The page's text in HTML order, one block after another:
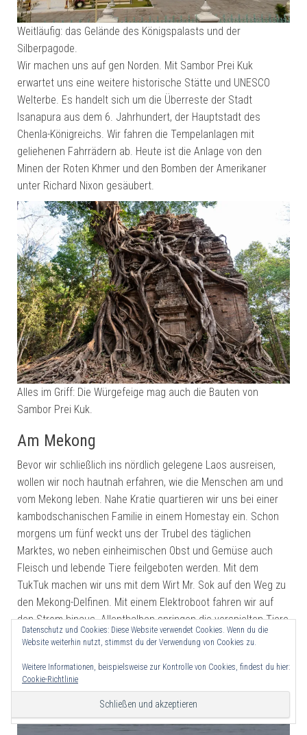
Weitläufig: das Gelände des Königspalasts und der
Silberpagode.
Wir machen uns auf gen Norden. Mit Sambor Prei Kuk
erwartet uns eine weitere historische Stätte und UNESCO
Welterbe. Es handelt sich um die Überreste der Stadt
Isanapura aus dem 6. Jahrhundert, der Hauptstadt des
Chenla-Königreichs. Wir fahren die Tempelanlagen mit
geliehenen Fahrrädern ab. Heute ist die Anlage von den
Minen der Roten Khmer und den Bomben der Amerikaner
unter Richard Nixon gesäubert.
Alles im Griff: Die Würgefeige mag auch die Bauten von
Sambor Prei Kuk.
Am Mekong
Bevor wir schließlich ins nördlich gelegene Laos ausreisen,
wollen wir noch hautnah erfahren, wie die Menschen am und
vom Mekong leben. Nahe Kratie quartieren wir uns bei einer
kambodschanischen Familie in einem Homestay ein. Schon
morgens um fünf weckt uns der Trubel des täglichen
Marktes, wo neben einheimischen Obst und Gemüse auch
Fleisch und lebende Tiere feilgeboten werden. Mit dem
TukTuk machen wir uns mit dem Wirt Mr. Sok auf den Weg zu
den Mekong-Delfinen. Mit einem Elektroboot fahren wir auf
den Strom hinaus. Allenthalben springen die verspielten Tiere
aus dem Wasser und tollen in Gruppen auf dem Fluss herum.
Datenschutz und Cookies: Diese Website verwendet Cookies. Wenn du die
Website weiterhin nutzt, stimmst du der Verwendung von Cookies zu.
Weitere Informationen, beispielsweise zur Kontrolle von Cookies, findest du hier:
Cookie-Richtlinie